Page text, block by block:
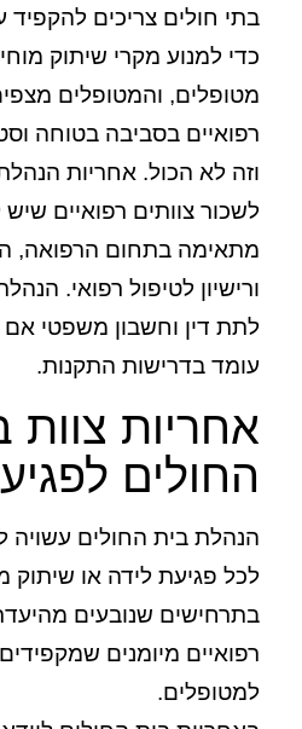
בתי חולים צריכים להקפיד
כדי למנוע מקרי שיתוק
מטופלים, והמטופלים
רפואיים בסביבה בטוחה
וזה לא הכול. אחריות
לשכור צוותים רפואיים
מתאימה בתחום הרפואה,
ורישיון לטיפול רפואי.
לתת דין וחשבון משפטי אם
עומד בדרישות התקנות.
אחריות צוות
החולים
הנהלת בית החולים
לכל פגיעת לידה או שיתוק
בתרחישים שנובעים
רפואיים מיומנים
למטופלים.